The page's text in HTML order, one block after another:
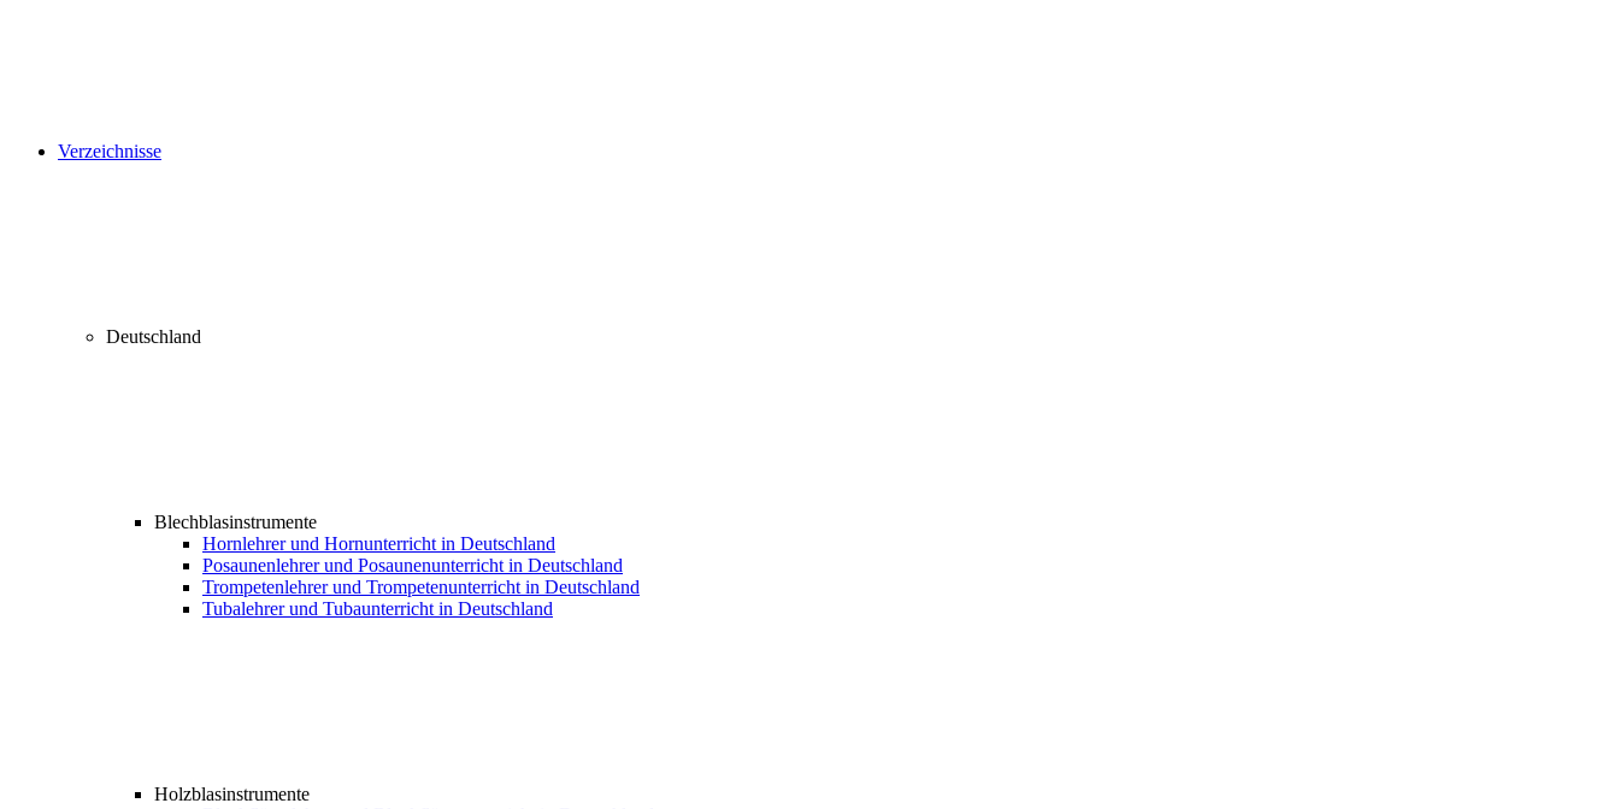
Verzeichnisse
Deutschland
Blechblasinstrumente
Hornlehrer und Hornunterricht in Deutschland
Posaunenlehrer und Posaunenunterricht in Deutschland
Trompetenlehrer und Trompetenunterricht in Deutschland
Tubalehrer und Tubaunterricht in Deutschland
Holzblasinstrumente